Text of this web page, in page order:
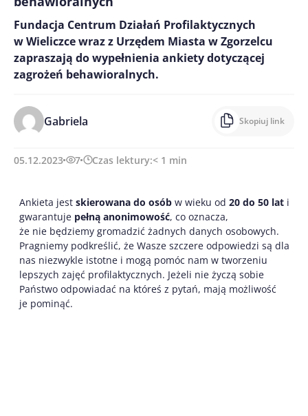
Fundacja Centrum Działań Profilaktycznych
w Wieliczce wraz z Urzędem Miasta w Zgorzelcu
zapraszają do wypełnienia ankiety dotyczącej
zagrożeń behawioralnych.
Gabriela Skopiuj link
05.12.2023 7 Czas lektury:< 1 min
Ankieta jest skierowana do osób w wieku od 20 do 50 lat i
gwarantuje pełną anonimowość, co oznacza,
że nie będziemy gromadzić żadnych danych osobowych.
Pragniemy podkreślić, że Wasze szczere odpowiedzi są dla
nas niezwykle istotne i mogą pomóc nam w tworzeniu
lepszych zajęć profilaktycznych. Jeżeli nie życzą sobie
Państwo odpowiadać na któreś z pytań, mają możliwość
je pominąć.